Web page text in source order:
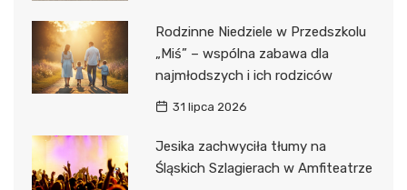
Rodzinne Niedziele w Przedszkolu
„Miś” – wspólna zabawa dla
najmłodszych i ich rodziców
31 lipca 2026
Jesika zachwyciła tłumy na
Śląskich Szlagierach w Amfiteatrze